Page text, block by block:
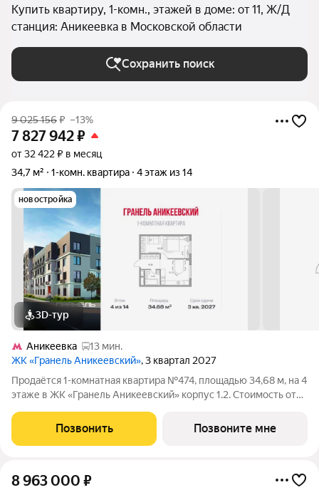
Купить квартиру, 1-комн., этажей в доме: от 11, Ж/Д
станция: Аникеевка в Московской области
Сохранить поиск
9 025 156₽ –13%
7 827 942₽
от 32 422 ₽ в месяц
34,7 м²
1-комн. квартира 4 этаж из 14
новостройка
3D-тур
Аникеевка
13 мин.
ЖК «Гранель Аникеевский», 3 квартал 2027
Продаётся 1-комнатная квартира №474, площадью 34,68 м, на 4
этаже в ЖК «Гранель Аникеевский» корпус 1.2. Стоимость от
односторонняя, окна на улицу. Проект расположился в
экологически чистом районе
Позвонить Позвоните мне
8 963 000 ₽